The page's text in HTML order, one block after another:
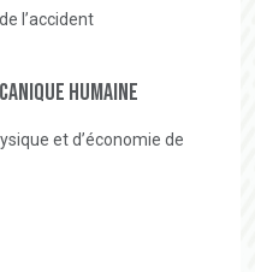
l’accident
humaine
et d’économie de